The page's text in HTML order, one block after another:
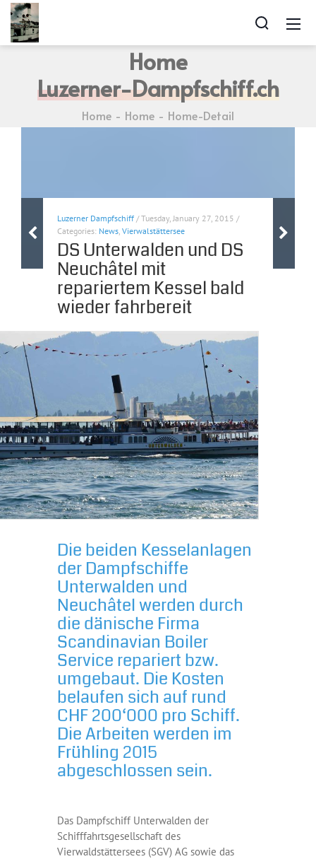
Home
Luzerner-Dampfschiff.ch
Home Home Home-Detail
Luzerner Dampfschiff / Tuesday, January 27, 2015 /
Categories: News,Vierwalstättersee
DS Unterwalden und DS
Neuchâtel mit
repariertem Kessel bald
wieder fahrbereit
Die beiden Kesselanlagen
der Dampfschiffe
Unterwalden und
Neuchâtel werden durch
die dänische Firma
Scandinavian Boiler
Service repariert bzw.
umgebaut. Die Kosten
belaufen sich auf rund
CHF 200‘000 pro Schiff.
Die Arbeiten werden im
Frühling 2015
abgeschlossen sein.
Das Dampfschiff Unterwalden der
Schifffahrtsgesellschaft des
Vierwaldstättersees (SGV) AG sowie das